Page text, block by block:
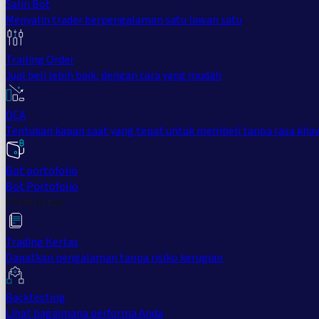
Salin Bot
Menyalin trader berpengalaman satu lawan satu
Trailing Order
Jual beli lebih baik, dengan cara yang mudah
DCA
Tentukan kapan saat yang tepat untuk membeli tanpa rasa
Bot portofolio
Bot Portofolio
Profesional
Trading Kertas
Dapatkan pengalaman tanpa risiko kerugian
Backtesting
Lihat bagaimana performa Anda